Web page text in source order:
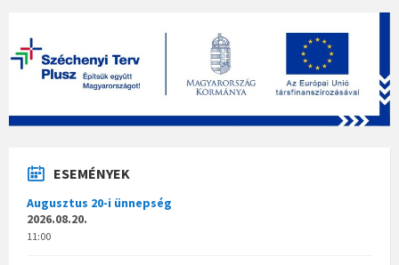
ESEMÉNYEK
Augusztus 20-i ünnepség
2026.08.20.
11:00